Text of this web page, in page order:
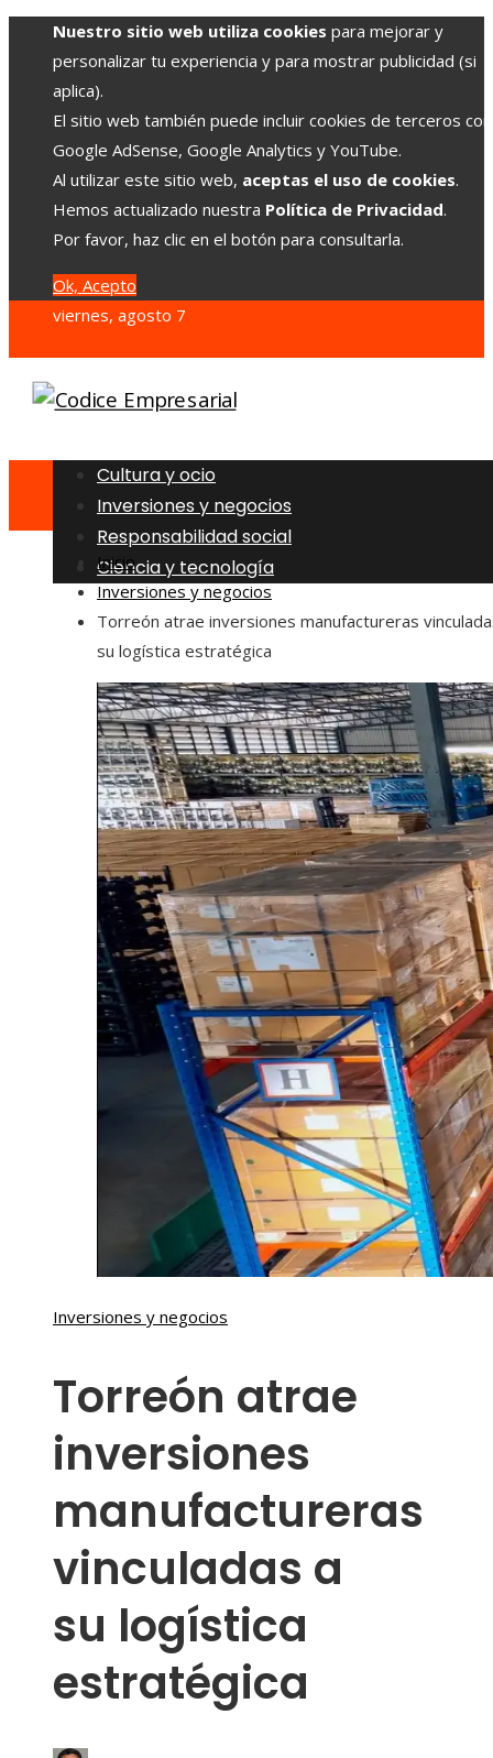
Nuestro sitio web utiliza cookies para mejorar y
personalizar tu experiencia y para mostrar publicidad (si
aplica).
El sitio web también puede incluir cookies de terceros
Google AdSense, Google Analytics y YouTube.
Al utilizar este sitio web, aceptas el uso de cookies.
Hemos actualizado nuestra Política de Privacidad.
Por favor, haz clic en el botón para consultarla.
Ok, Acepto
viernes, agosto 7
Cultura y ocio
Inversiones y negocios
Responsabilidad social
Ciencia y tecnología
Inicio
Inversiones y negocios
Torreón atrae inversiones manufactureras
su logística estratégica
Inversiones y negocios
Torreón atrae
inversiones
manufactureras
vinculadas a
su logística
estratégica